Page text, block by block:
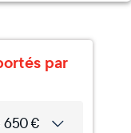
par
650€